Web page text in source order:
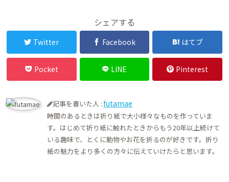
シェアする
Twitter Facebook はてブ
Pocket LINE Pinterest
記事を書いた人 :futamae
時間のあるときは折り紙で大小様々なものを作っていま
す。はじめて折り紙に触れたときからもう20年以上続けて
いる趣味で、とくに動物やお花を折るのが好きです。折り
紙の魅力をより多くの方々に伝えていけたらと思います。